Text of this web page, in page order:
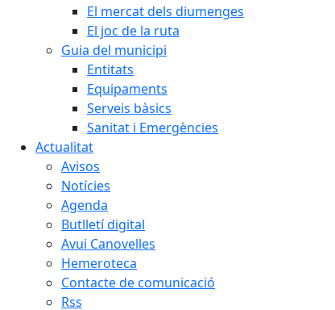
El mercat dels diumenges
El joc de la ruta
Guia del municipi
Entitats
Equipaments
Serveis bàsics
Sanitat i Emergències
Actualitat
Avisos
Notícies
Agenda
Butlletí digital
Avui Canovelles
Hemeroteca
Contacte de comunicació
Rss